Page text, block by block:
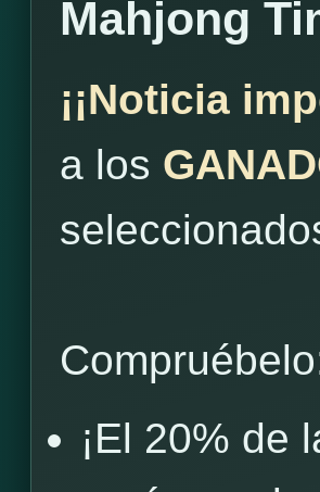
Mahjong
¡¡Noticia
a los
¡El 20% de